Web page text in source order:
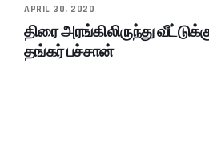
APRIL 30, 2020
திரை அரங்கிலிருந்து
தங்கர் பச்சான்